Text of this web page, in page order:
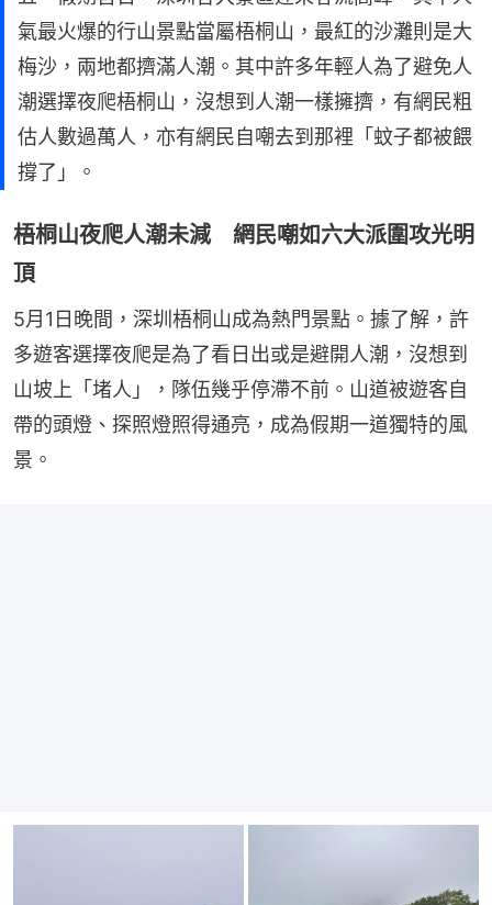
氣最火爆的行山景點當屬梧桐山，最紅的沙灘則是大
梅沙，兩地都擠滿人潮。其中許多年輕人為了避免人
潮選擇夜爬梧桐山，沒想到人潮一樣擁擠，有網民粗
估人數過萬人，亦有網民自嘲去到那裡「蚊子都被餵
撐了」。
梧桐山夜爬人潮未減 網民嘲如六大派圍攻光明
頂
5月1日晚間，深圳梧桐山成為熱門景點。據了解，許
多遊客選擇夜爬是為了看日出或是避開人潮，沒想到
山坡上「堵人」，隊伍幾乎停滯不前。山道被遊客自
帶的頭燈、探照燈照得通亮，成為假期一道獨特的風
景。